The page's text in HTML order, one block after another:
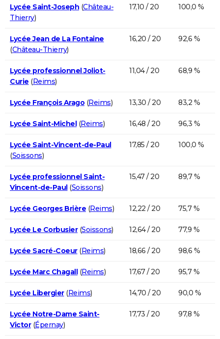
Lycée Saint-Joseph (Château-
Thierry)
17,10 / 20 100,0 %
Lycée Jean de La Fontaine
(Château-Thierry)
16,20 / 20 92,6 %
Lycée professionnel Joliot-
Curie (Reims)
11,04 / 20 68,9 %
Lycée François Arago (Reims) 13,30 / 20 83,2 %
Lycée Saint-Michel(Reims) 16,48 / 20 96,3 %
Lycée Saint-Vincent-de-Paul
(Soissons)
17,85 / 20 100,0 %
Lycée professionnel Saint-
Vincent-de-Paul(Soissons)
15,47 / 20 89,7 %
Lycée Georges Brière (Reims) 12,22 / 20 75,7 %
Lycée Le Corbusier(Soissons) 12,64 / 20 77,9 %
Lycée Sacré-Coeur(Reims) 18,66 / 20 98,6 %
Lycée Marc Chagall(Reims) 17,67 / 20 95,7 %
Lycée Libergier(Reims) 14,70 / 20 90,0 %
Lycée Notre-Dame Saint-
Victor(Épernay)
17,73 / 20 97,8 %